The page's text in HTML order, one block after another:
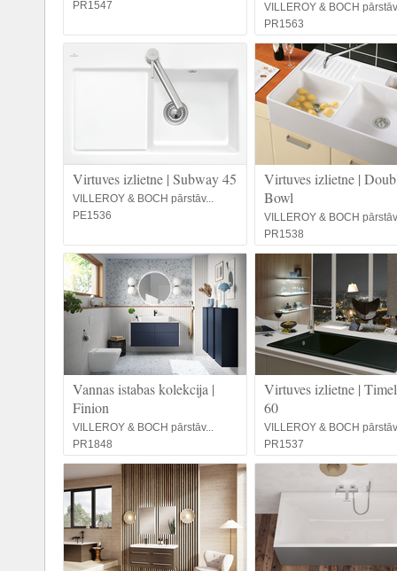
PR1547
VILLEROY & BOCH
PR1563
Virtuves izlietne | Subway 45
VILLEROY & BOCH pārstāv...
PE1536
Virtuves izlietne |
Bowl
VILLEROY & BOCH
PR1538
Vannas istabas kolekcija |
Finion
VILLEROY & BOCH pārstāv...
PR1848
Virtuves izlietne |
60
VILLEROY & BOCH
PR1537